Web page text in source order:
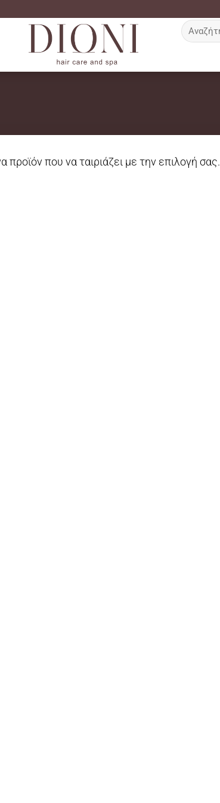
Αναζήτηση
για:
που να ταιριάζει με την επιλογή σας.